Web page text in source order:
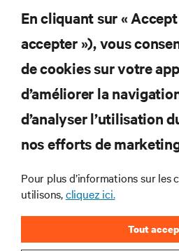
Abonnez-vous pour
tendances
Recevez régulièrement
plus importants du secteur,
interventions et avis de nos
l’alimentation et le
et des infrastructures
S’INSCRIRE
En cliquant sur «
accepter »), vous
de cookies sur votre
d’améliorer la
d’analyser l’utilisation
nos efforts de
Pour plus d’informations sur les
utilisons,cliquez ici.
Tout